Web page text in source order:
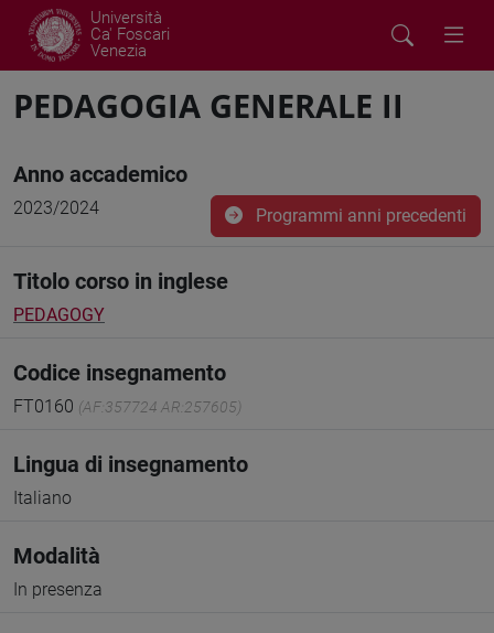
Università
Ca' Foscari
Venezia
PEDAGOGIA GENERALE II
Anno accademico
2023/2024 Programmi anni precedenti
Titolo corso in inglese
PEDAGOGY
Codice insegnamento
FT0160 (AF:357724 AR:257605)
Lingua di insegnamento
Italiano
Modalità
In presenza